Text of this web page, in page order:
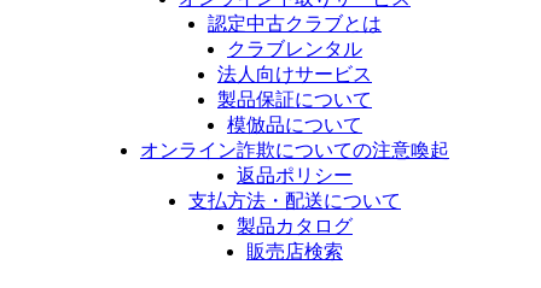
認定中古クラブとは
クラブレンタル
法人向けサービス
製品保証について
模倣品について
オンライン詐欺についての注意喚起
返品ポリシー
支払方法・配送について
製品カタログ
販売店検索